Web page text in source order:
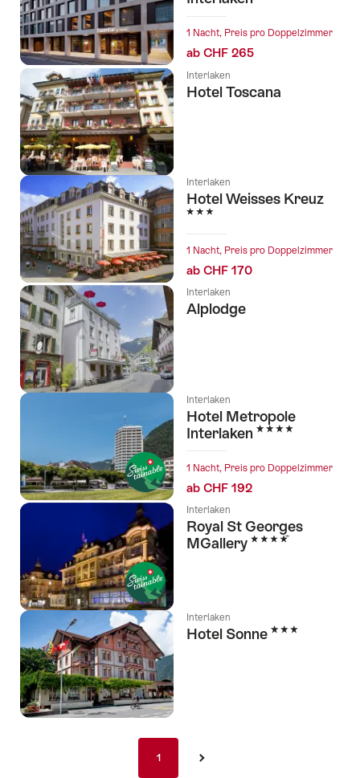
1 Nacht, Preis pro Doppelzimmer
ab CHF 265
Interlaken
Hotel Toscana
Interlaken
Hotel Weisses Kreuz
3 Sterne
1 Nacht, Preis pro Doppelzimmer
ab CHF 170
Interlaken
Alplodge
Interlaken
Hotel Metropole
Interlaken 4 Sterne
1 Nacht, Preis pro Doppelzimmer
ab CHF 192
Interlaken
Royal St Georges
MGallery 4 Sterne
Interlaken
Hotel Sonne 3 Sterne
1
1 ›